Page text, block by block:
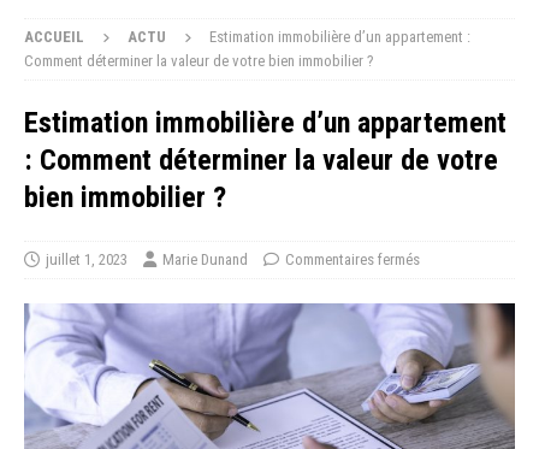
ACCUEIL ACTU
Estimation immobilière d’un appartement :
Comment déterminer la valeur de votre bien immobilier ?
Estimation immobilière d’un appartement
: Comment déterminer la valeur de votre
bien immobilier ?
juillet 1, 2023 Marie Dunand Commentaires fermés